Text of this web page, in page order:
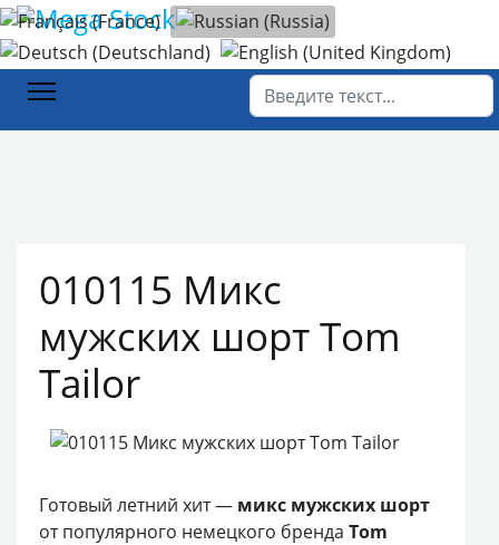
Выберите язык
Поиск
Главная Каталог товаров
Мужская мода
Джинсы , брюки, шорты
010115 Микс мужских шорт Tom Tailor
010115 Микс
мужских шорт Tom
Tailor
Готовый летний хит — микс мужских шорт
от популярного немецкого бренда Tom